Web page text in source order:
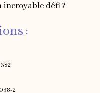
incroyable défi ?
:
2